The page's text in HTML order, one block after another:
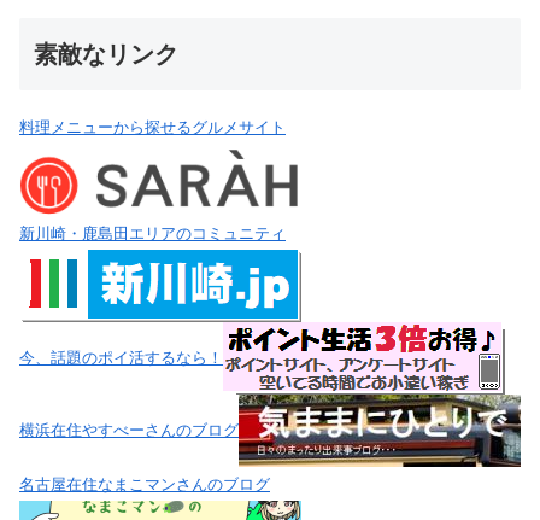
素敵なリンク
料理メニューから探せるグルメサイト
新川崎・鹿島田エリアのコミュニティ
今、話題のポイ活するなら！
横浜在住やすべーさんのブログ
名古屋在住なまこマンさんのブログ